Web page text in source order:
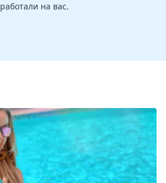
работали на вас.